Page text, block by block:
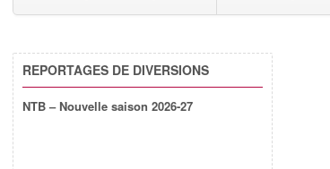
REPORTAGES DE DIVERSIONS
NTB – Nouvelle saison 2026-27